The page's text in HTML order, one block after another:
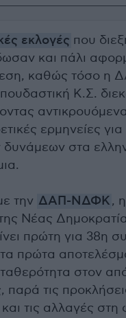
εκλογές που
και πάλι
καθώς τόσο
Κ.Σ.
ερμηνείες
δυνάμεων στα
την ΔΑΠ-ΝΔΦΚ,
Νέας
πρώτη για 38η
πρώτα
στον
τις
τις αλλαγές στη